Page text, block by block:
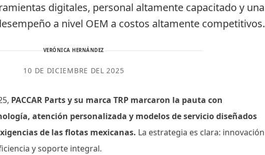
digitales, personal altamente capacitado y una
a nivel OEM a costos altamente competitivos.
VERÓNICA HERNÁNDEZ
10 DE DICIEMBRE DEL 2025
PACCAR Parts y su marca TRP marcaron la pauta con
atención personalizada y modelos de servicio diseñados
de las flotas mexicanas. La estrategia es clara: innovación
y soporte integral.